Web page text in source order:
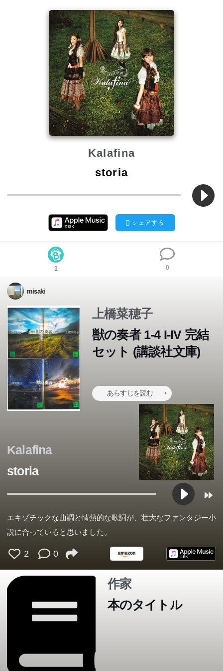
Kalafina
storia
シェアする
1 0
misaki
上橋菜穂子
獣の奏者 1-4 I-IV 完結
セット (講談社文庫)
あらすじを読む
生まれ育った商店街がなくなる!? 富士塚さくらは地元の
商店街を救うため、AMPの元センターで同級生の旭丘す
ずなに会いに行く。しかし、すずなは孫子を愛する地味っ
Kalafina
storia
エキゾチックな曲調と情熱的な歌詞が、壮大なファンタジー小
説に合っていると思いました。
2 0
作家
本のタイトル